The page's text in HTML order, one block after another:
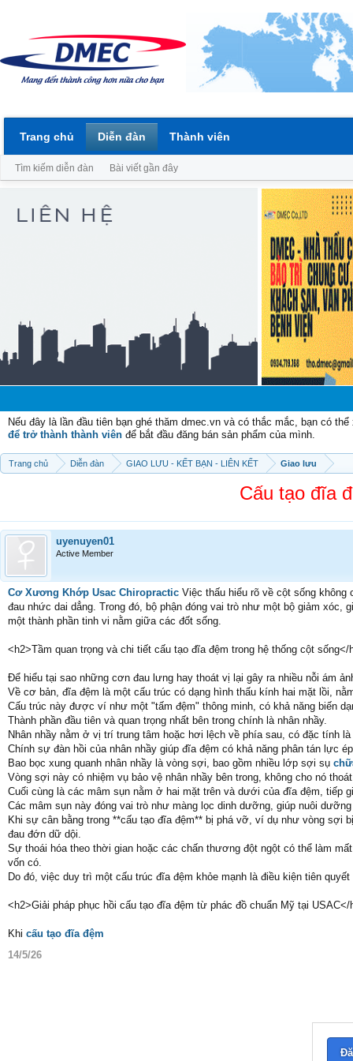
Nếu đây là lần đầu tiên bạn ghé thăm dmec.vn và có thắc mắc, bạn có
để trở thành thành viên để bắt đầu đăng bán sản phẩm của mình.
Trang chủ Diễn đàn GIAO LƯU - KẾT BẠN - LIÊN KẾT Giao lưu
Cấu tạo đĩa
uyenuyen01
Active Member
Cơ Xương Khớp Usac Chiropractic Việc thấu hiểu rõ về cột sống
đau nhức dai dẳng. Trong đó, bộ phận đóng vai trò như một bộ giảm
một thành phần tinh vi nằm giữa các đốt sống.
<h2>Tầm quan trọng và chi tiết cấu tạo đĩa đệm trong hệ thống cột sống</
Để hiểu tại sao những cơn đau lưng hay thoát vị lại gây ra nhiều nỗi ám
Về cơ bản, đĩa đệm là một cấu trúc có dạng hình thấu kính hai mặt lồi,
Cấu trúc này được ví như một "tấm đệm" thông minh, có khả năng biến
Thành phần đầu tiên và quan trọng nhất bên trong chính là nhân nhầy.
Nhân nhầy nằm ở vị trí trung tâm hoặc hơi lệch về phía sau, có đặc tính
Chính sự đàn hồi của nhân nhầy giúp đĩa đệm có khả năng phân tán lực
Bao bọc xung quanh nhân nhầy là vòng sợi, bao gồm nhiều lớp sợi sụ
Vòng sợi này có nhiệm vụ bảo vệ nhân nhầy bên trong, không cho nó
Cuối cùng là các mâm sụn nằm ở hai mặt trên và dưới của đĩa đệm, tiếp
Các mâm sụn này đóng vai trò như màng lọc dinh dưỡng, giúp nuôi
Khi sự cân bằng trong **cấu tạo đĩa đệm** bị phá vỡ, ví dụ như vòng sợi
đau đớn dữ dội.
Sự thoái hóa theo thời gian hoặc các chấn thương đột ngột có thể làm
vốn có.
Do đó, việc duy trì một cấu trúc đĩa đệm khỏe mạnh là điều kiện tiên
<h2>Giải pháp phục hồi cấu tạo đĩa đệm từ phác đồ chuẩn Mỹ tại USAC</
Khi cấu tạo đĩa đệm
14/5/26
Trang chủ Diễn đàn
Tìm kiếm diễn đàn Bài viết gần đây
Thành viên